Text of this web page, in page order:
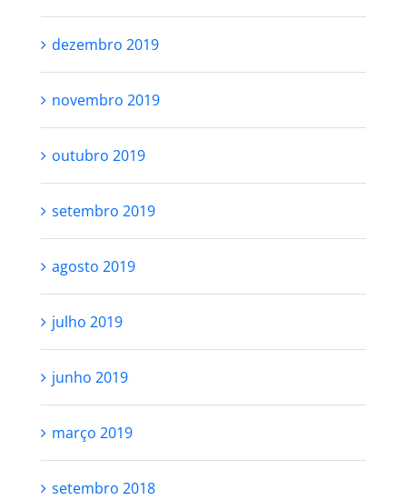
dezembro 2019
novembro 2019
outubro 2019
setembro 2019
agosto 2019
julho 2019
junho 2019
março 2019
setembro 2018